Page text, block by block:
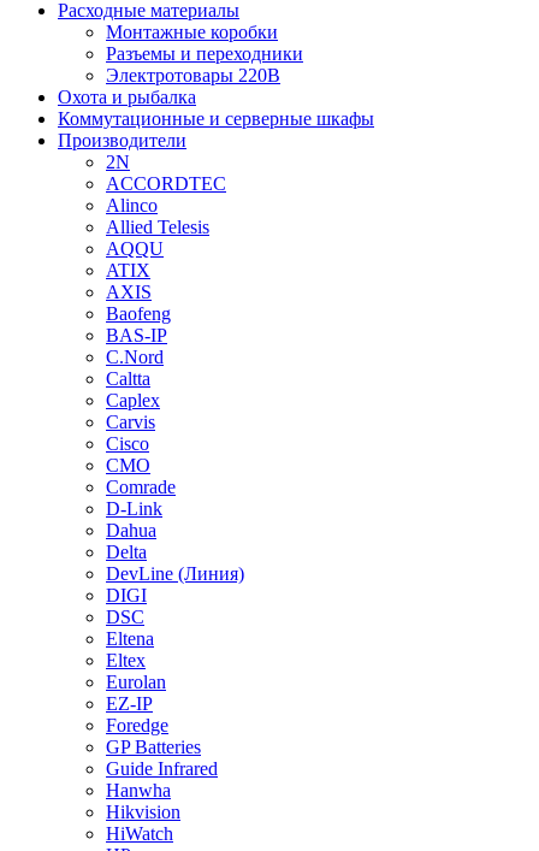
Расходные материалы
Монтажные коробки
Разъемы и переходники
Электротовары 220В
Охота и рыбалка
Коммутационные и серверные шкафы
Производители
2N
ACCORDTEC
Alinco
Allied Telesis
AQQU
ATIX
AXIS
Baofeng
BAS-IP
C.Nord
Caltta
Caplex
Carvis
Cisco
CMO
Comrade
D-Link
Dahua
Delta
DevLine (Линия)
DIGI
DSC
Eltena
Eltex
Eurolan
EZ-IP
Foredge
GP Batteries
Guide Infrared
Hanwha
Hikvision
HiWatch